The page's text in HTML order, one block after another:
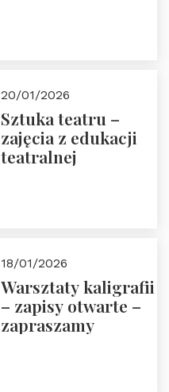
20/01/2026
Sztuka teatru –
zajęcia z edukacji
teatralnej
18/01/2026
Warsztaty kaligrafii
– zapisy otwarte –
zapraszamy